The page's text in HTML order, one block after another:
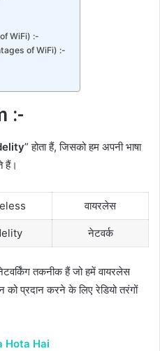
WiFi) :-
of WiFi) :-
:-
” होता हैं, जिसको हम अपनी भाषा
हैं।
वायरलेस
नेटवर्क
तकनीक हैं जो हमें वायरलेस
प्रदान करने के लिए रेडियो तरंगों
Hota Hai